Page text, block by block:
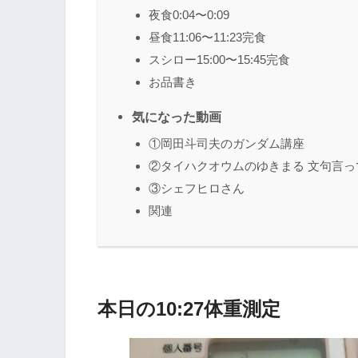
夜食0:04〜0:09
昼食11:06〜11:23完食
スシロー15:00〜15:45完食
お品書き
気になった動画
①岡田斗司夫のガンダム講座
②タイハクオウムのゆきまる 文句言っ
③シェフヒロさん
関連
本日の10:27体重測定